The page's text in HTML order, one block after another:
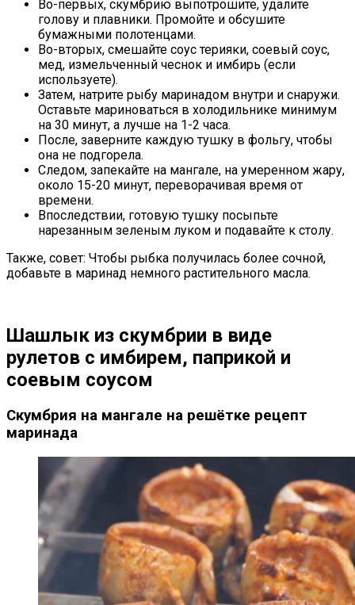
Во-первых, скумбрию выпотрошите, удалите
голову и плавники. Промойте и обсушите
бумажными полотенцами.
Во-вторых, смешайте соус терияки, соевый соус,
мед, измельченный чеснок и имбирь (если
используете).
Затем, натрите рыбу маринадом внутри и снаружи.
Оставьте мариноваться в холодильнике минимум
на 30 минут, а лучше на 1-2 часа.
После, заверните каждую тушку в фольгу, чтобы
она не подгорела.
Следом, запекайте на мангале, на умеренном жару,
около 15-20 минут, переворачивая время от
времени.
Впоследствии, готовую тушку посыпьте
нарезанным зеленым луком и подавайте к столу.
Также, совет: Чтобы рыбка получилась более сочной,
добавьте в маринад немного растительного масла.
Шашлык из скумбрии в виде
рулетов с имбирем, паприкой и
соевым соусом
Скумбрия на мангале на решётке рецепт
маринада